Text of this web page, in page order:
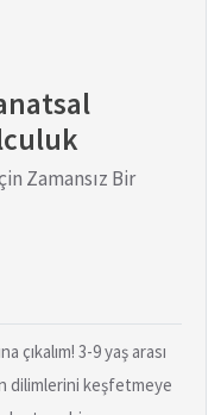
Zamansız Bir
çıkalım! 3-9 yaş arası
dilimlerini keşfetmeye